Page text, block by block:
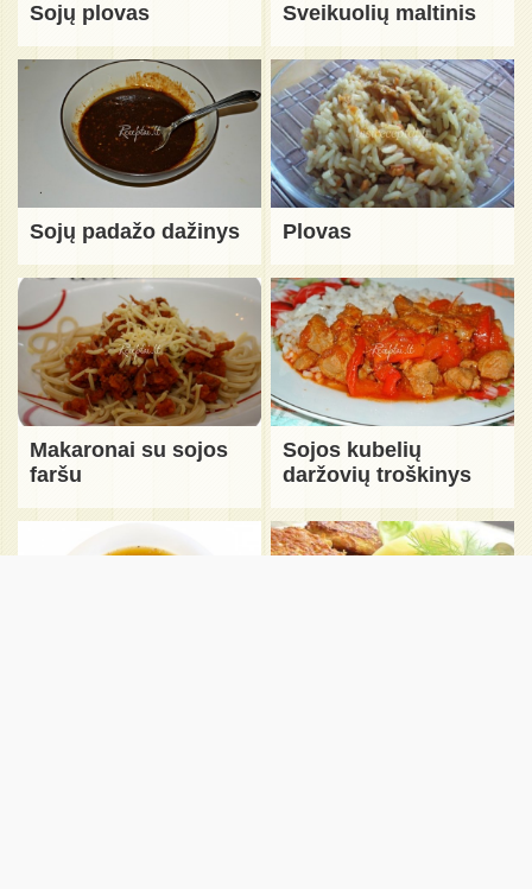
Sojų plovas Sveikuolių maltinis
Sojų padažo dažinys Plovas
Makaronai su sojos
faršu
Sojos kubelių
daržovių troškinys